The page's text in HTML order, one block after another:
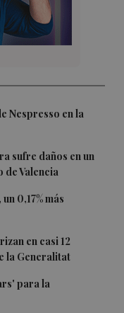
Nespresso en la
sufre daños en un
de Valencia
0,17% más
en casi 12
la Generalitat
para la